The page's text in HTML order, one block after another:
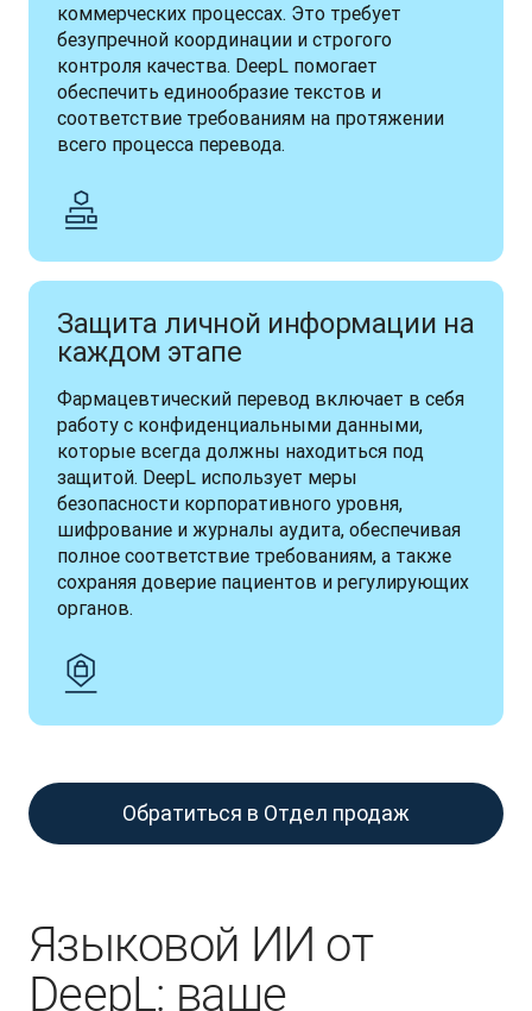
коммерческих процессах. Это требует
безупречной координации и строгого
контроля качества. DeepL помогает
обеспечить единообразие текстов и
соответствие требованиям на протяжении
всего процесса перевода.
Защита личной информации на
каждом этапе
Фармацевтический перевод включает в себя
работу с конфиденциальными данными,
которые всегда должны находиться под
защитой. DeepL использует меры
безопасности корпоративного уровня,
шифрование и журналы аудита, обеспечивая
полное соответствие требованиям, а также
сохраняя доверие пациентов и регулирующих
органов.
Обратиться в Отдел продаж
Языковой ИИ от
DeepL: ваше